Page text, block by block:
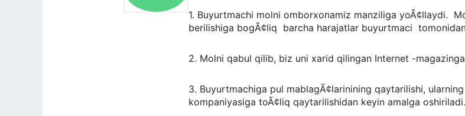
1. Buyurtmachi molni omborxonamiz manziliga
berilishiga bogÃ¢liq barcha harajatlar buyurtmaci
2. Molni qabul qilib, biz uni xarid qilingan Internet -magazinga
3. Buyurtmachiga pul mablagÃ¢larinining qaytarilishi, ularning
kompaniyasiga toÃ¢liq qaytarilishidan keyin amalga oshiriladi.